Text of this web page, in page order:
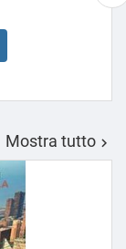
Mostra tutto 